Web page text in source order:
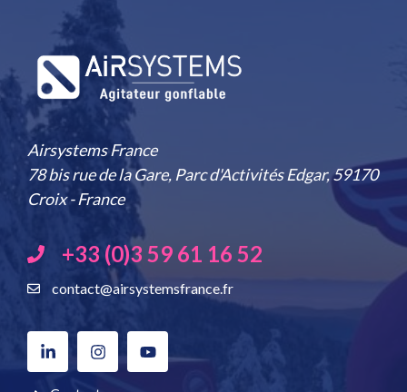
Airsystems France
78 bis rue de la Gare, Parc d'Activités Edgar, 59170
Croix - France
+33 (0)3 59 61 16 52
contact@airsystemsfrance.fr